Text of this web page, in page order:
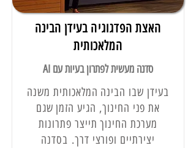
האצת הפדגוגיה בעידן הבינה
המלאכותית
סדנה מעשית לפתרון בעיות עם AI
בעידן שבו הבינה המלאכותית משנה
את פני החינוך, הגיע הזמן שגם
מערכת החינוך תייצר פתרונות
יצירתיים ופורצי דרך. בסדנה